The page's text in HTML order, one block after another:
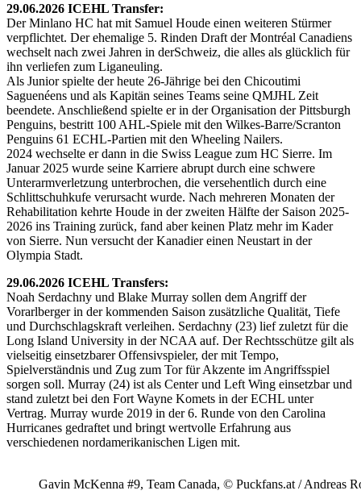
29.06.2026 ICEHL Transfer:
Der Minlano HC hat mit Samuel Houde einen weiteren Stürmer
verpflichtet. Der ehemalige 5. Rinden Draft der Montréal Canadiens
wechselt nach zwei Jahren in derSchweiz, die alles als glücklich für
ihn verliefen zum Liganeuling.
Als Junior spielte der heute 26-Jährige bei den Chicoutimi
Saguenéens und als Kapitän seines Teams seine QMJHL Zeit
beendete. Anschließend spielte er in der Organisation der Pittsburgh
Penguins, bestritt 100 AHL-Spiele mit den Wilkes-Barre/Scranton
Penguins 61 ECHL-Partien mit den Wheeling Nailers.
2024 wechselte er dann in die Swiss League zum HC Sierre. Im
Januar 2025 wurde seine Karriere abrupt durch eine schwere
Unterarmverletzung unterbrochen, die versehentlich durch eine
Schlittschuhkufe verursacht wurde. Nach mehreren Monaten der
Rehabilitation kehrte Houde in der zweiten Hälfte der Saison 2025-
2026 ins Training zurück, fand aber keinen Platz mehr im Kader
von Sierre. Nun versucht der Kanadier einen Neustart in der
Olympia Stadt.
29.06.2026 ICEHL Transfers:
Noah Serdachny und Blake Murray sollen dem Angriff der
Vorarlberger in der kommenden Saison zusätzliche Qualität, Tiefe
und Durchschlagskraft verleihen. Serdachny (23) lief zuletzt für die
Long Island University in der NCAA auf. Der Rechtsschütze gilt als
vielseitig einsetzbarer Offensivspieler, der mit Tempo,
Spielverständnis und Zug zum Tor für Akzente im Angriffsspiel
sorgen soll. Murray (24) ist als Center und Left Wing einsetzbar und
stand zuletzt bei den Fort Wayne Komets in der ECHL unter
Vertrag. Murray wurde 2019 in der 6. Runde von den Carolina
Hurricanes gedraftet und bringt wertvolle Erfahrung aus
verschiedenen nordamerikanischen Ligen mit.
Gavin McKenna #9, Team Canada, © Puckfans.at / Andreas